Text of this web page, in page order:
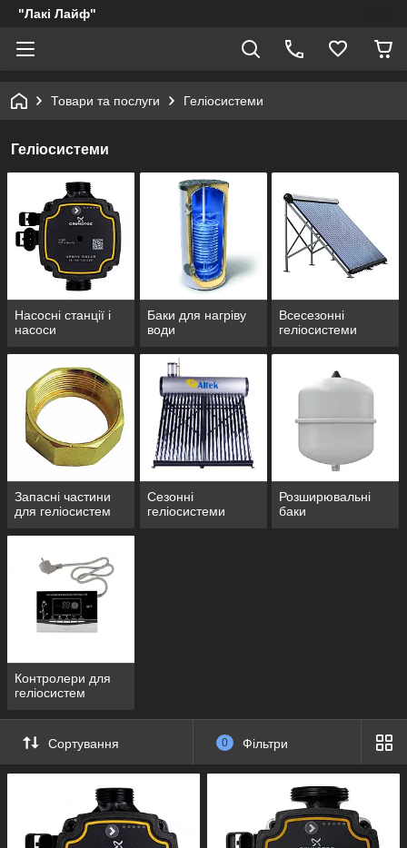
"Лакі Лайф"
Товари та послуги Геліосистеми
Геліосистеми
Насосні станції і
насоси
Баки для нагріву
води
Всесезонні
геліосистеми
Запасні частини
для геліосистем
Сезонні
геліосистеми
Розширювальні
баки
Контролери для
геліосистем
Сортування 0 Фільтри